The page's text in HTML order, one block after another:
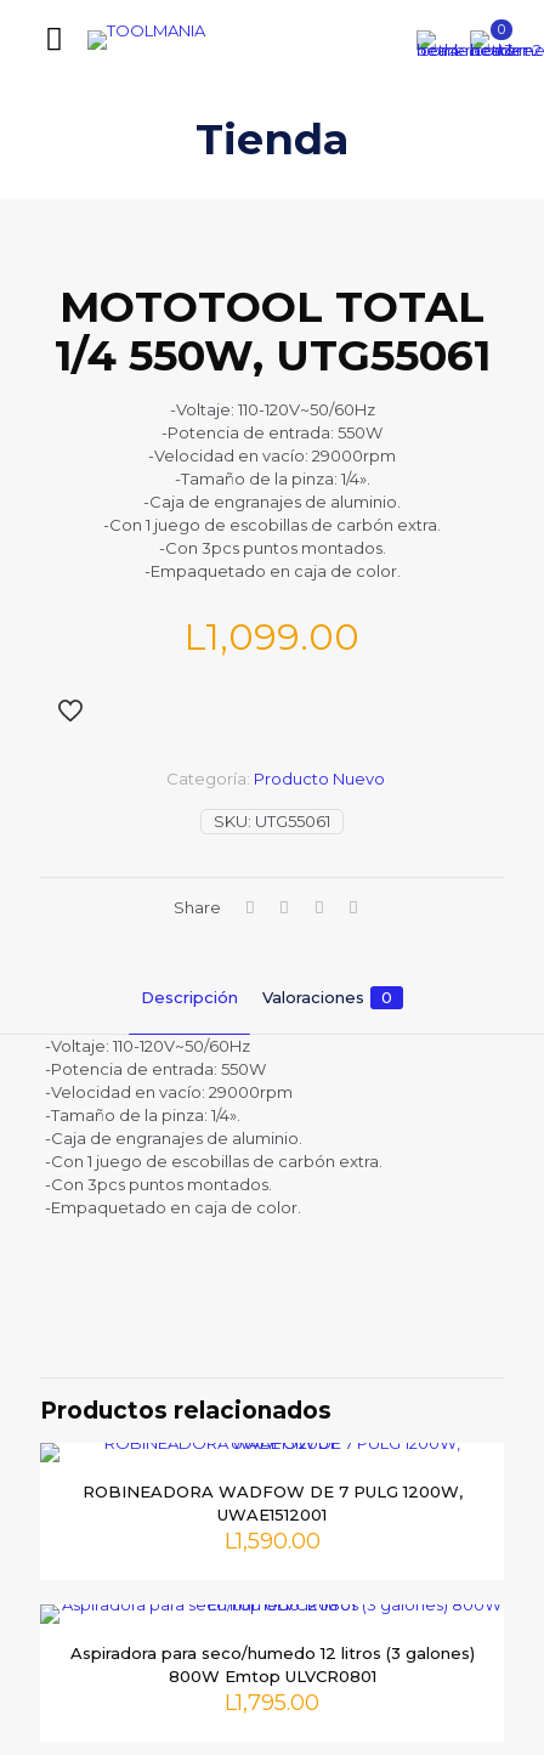
0
Tienda
MOTOTOOL TOTAL
1/4 550W, UTG55061
-Voltaje: 110-120V~50/60Hz
-Potencia de entrada: 550W
-Velocidad en vacío: 29000rpm
-Tamaño de la pinza: 1/4».
-Caja de engranajes de aluminio.
-Con 1 juego de escobillas de carbón extra.
-Con 3pcs puntos montados.
-Empaquetado en caja de color.
L1,099.00
SKU: UTG55061
Categoría: Producto Nuevo
Share
Descripción Valoraciones 0
-Voltaje: 110-120V~50/60Hz
-Potencia de entrada: 550W
-Velocidad en vacío: 29000rpm
-Tamaño de la pinza: 1/4».
-Caja de engranajes de aluminio.
-Con 1 juego de escobillas de carbón extra.
-Con 3pcs puntos montados.
-Empaquetado en caja de color.
“MOTOTOOL TOTAL 1/4 550W,
UTG55061”
campos obligatorios están marcados con*
Productos relacionados
ROBINEADORA WADFOW DE 7 PULG 1200W,
UWAE1512001
L1,590.00
Aspiradora para seco/humedo 12 litros (3 galones)
800W Emtop ULVCR0801
L1,795.00